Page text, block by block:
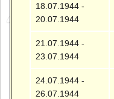
18.07.1944 -
20.07.1944
21.07.1944 -
23.07.1944
24.07.1944 -
26.07.1944